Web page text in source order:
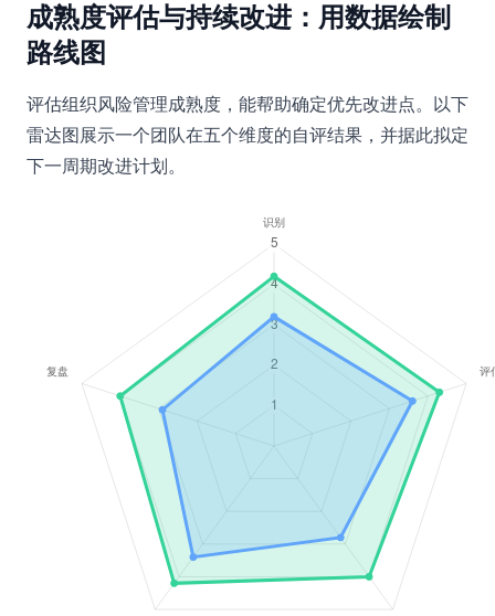
成熟度评估与持续改进：用数据绘制
路线图
评估组织风险管理成熟度，能帮助确定优先改进点。以下
雷达图展示一个团队在五个维度的自评结果，并据此拟定
下一周期改进计划。